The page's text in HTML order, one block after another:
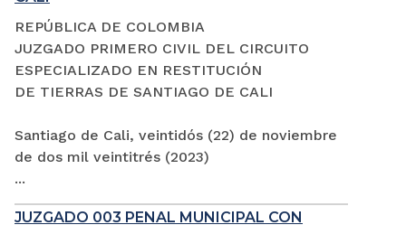
REPÚBLICA DE COLOMBIA
JUZGADO PRIMERO CIVIL DEL CIRCUITO
ESPECIALIZADO EN RESTITUCIÓN
DE TIERRAS DE SANTIAGO DE CALI
Santiago de Cali, veintidós (22) de noviembre
de dos mil veintitrés (2023)
...
JUZGADO 003 PENAL MUNICIPAL CON